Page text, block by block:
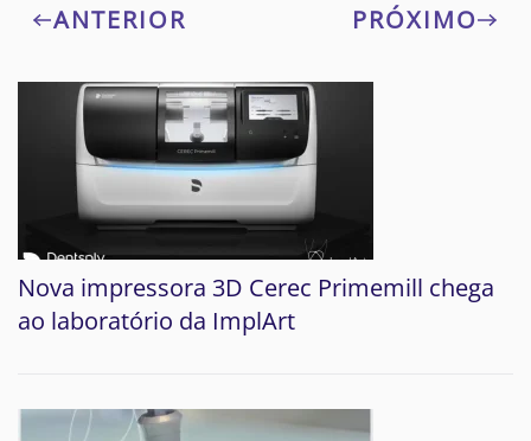
ANTERIOR PRÓXIMO
Nova impressora 3D Cerec Primemill chega
ao laboratório da ImplArt